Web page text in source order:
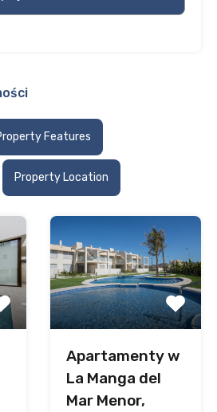
Features
Property Location
Apartamenty w
La Manga del
Mar Menor,